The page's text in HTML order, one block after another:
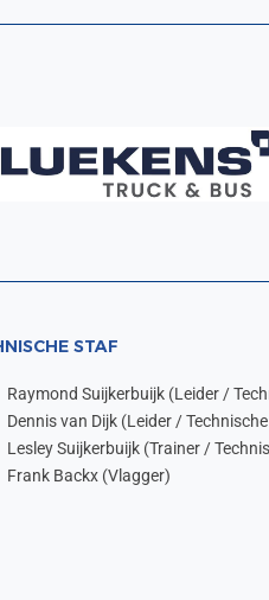
STAF
Raymond Suijkerbuijk (Leider /
Dennis van Dijk (Leider /
Lesley Suijkerbuijk (Trainer /
Frank Backx (Vlagger)